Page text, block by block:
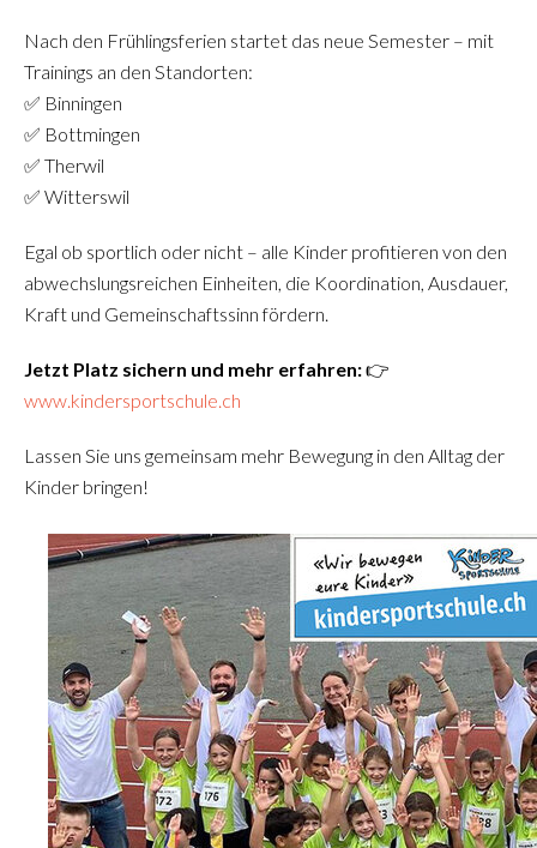
Nach den Frühlingsferien startet das neue Semester – mit
Trainings an den Standorten:
✅ Binningen
✅ Bottmingen
✅ Therwil
✅ Witterswil
Egal ob sportlich oder nicht – alle Kinder profitieren von den
abwechslungsreichen Einheiten, die Koordination, Ausdauer,
Kraft und Gemeinschaftssinn fördern.
Jetzt Platz sichern und mehr erfahren:👉
www.kindersportschule.ch
Lassen Sie uns gemeinsam mehr Bewegung in den Alltag der
Kinder bringen!